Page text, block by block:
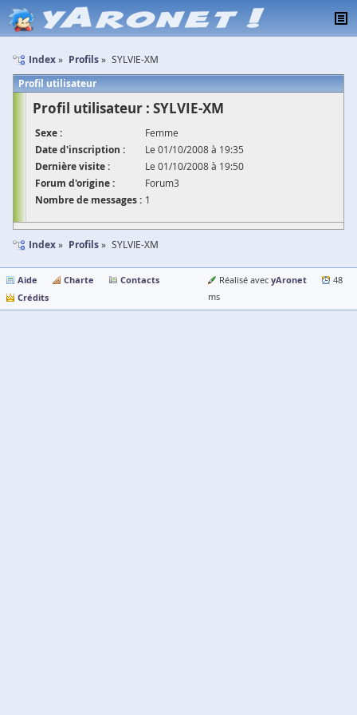
Index Profils SYLVIE-XM
Profil utilisateur
Profil utilisateur : SYLVIE-XM
Sexe : Femme
Date d'inscription : Le 01/10/2008 à 19:35
Dernière visite : Le 01/10/2008 à 19:50
Forum d'origine : Forum3
Nombre de messages : 1
Index Profils SYLVIE-XM
Aide Charte
Contacts
Crédits
Réalisé avec yAronet
48
ms